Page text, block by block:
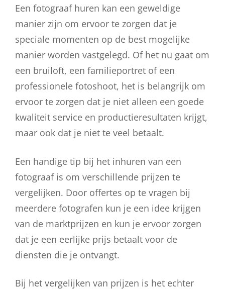
Een fotograaf huren kan een geweldige
manier zijn om ervoor te zorgen dat je
speciale momenten op de best mogelijke
manier worden vastgelegd. Of het nu gaat om
een bruiloft, een familieportret of een
professionele fotoshoot, het is belangrijk om
ervoor te zorgen dat je niet alleen een goede
kwaliteit service en productieresultaten krijgt,
maar ook dat je niet te veel betaalt.
Een handige tip bij het inhuren van een
fotograaf is om verschillende prijzen te
vergelijken. Door offertes op te vragen bij
meerdere fotografen kun je een idee krijgen
van de marktprijzen en kun je ervoor zorgen
dat je een eerlijke prijs betaalt voor de
diensten die je ontvangt.
Bij het vergelijken van prijzen is het echter